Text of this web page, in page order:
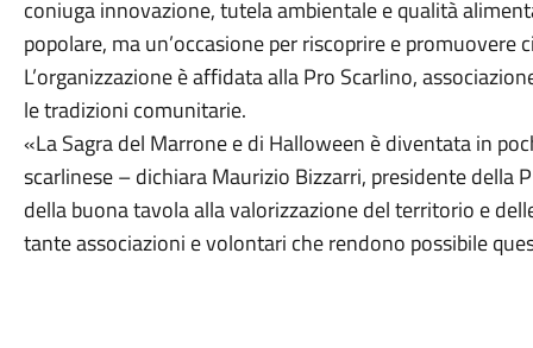
coniuga innovazione, tutela ambientale e qualità
popolare, ma un’occasione per riscoprire e
L’organizzazione è affidata alla Pro Scarlino,
le tradizioni comunitarie.
«La Sagra del Marrone e di Halloween è diventata in
scarlinese – dichiara Maurizio Bizzarri, presidente della
della buona tavola alla valorizzazione del territorio e
tante associazioni e volontari che rendono possibile